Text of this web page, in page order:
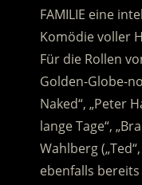
FAMILIE eine
Komödie voller
Für die Rollen
Golden-Globe-
Naked“, „Peter
lange Tage“,
Wahlberg
ebenfalls